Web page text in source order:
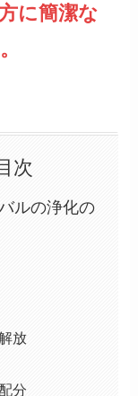
に簡潔な
次
ルの浄化の
放
分